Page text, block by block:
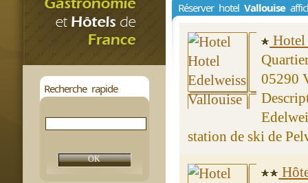
Recherche rapide
Réserver hotel Vallouise
Hotel
05290
station de ski de